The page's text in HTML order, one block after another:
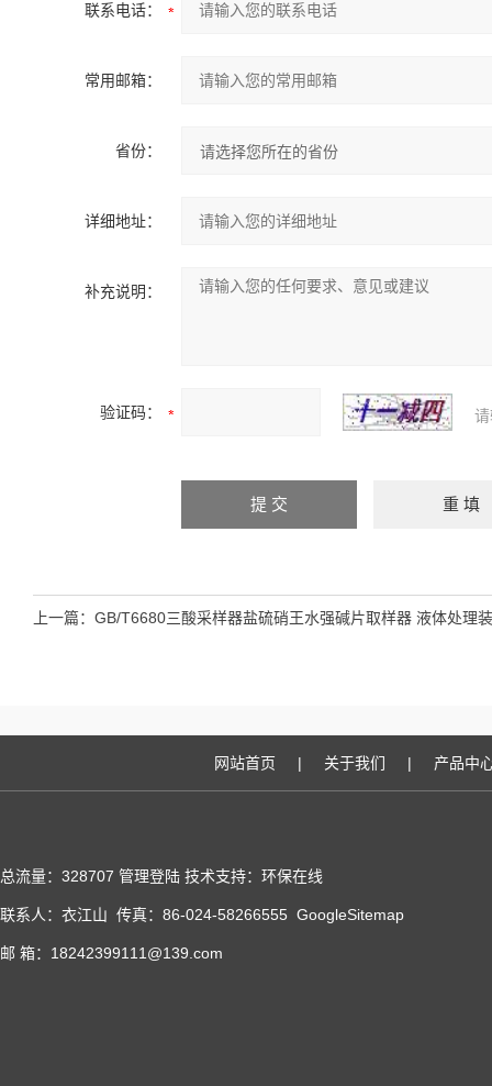
联系电话：
常用邮箱：
省份：
详细地址：
补充说明：
验证码：
上一篇： GB/T6680三酸采样器盐硫硝王水强碱片取样器 液体处理装
网站首页 | 关于我们 | 产品中
总流量：328707 管理登陆 技术支持： 环保在线
联系人：衣江山 传真：86-024-58266555 GoogleSitemap
邮 箱：18242399111@139.com